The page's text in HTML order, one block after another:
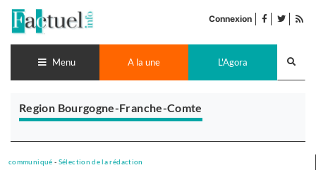
contenu
Connexion facebook
twitter
Menu A la une L'Agora
Region Bourgogne-Franche-Comte
communiqué - Sélection de la rédaction